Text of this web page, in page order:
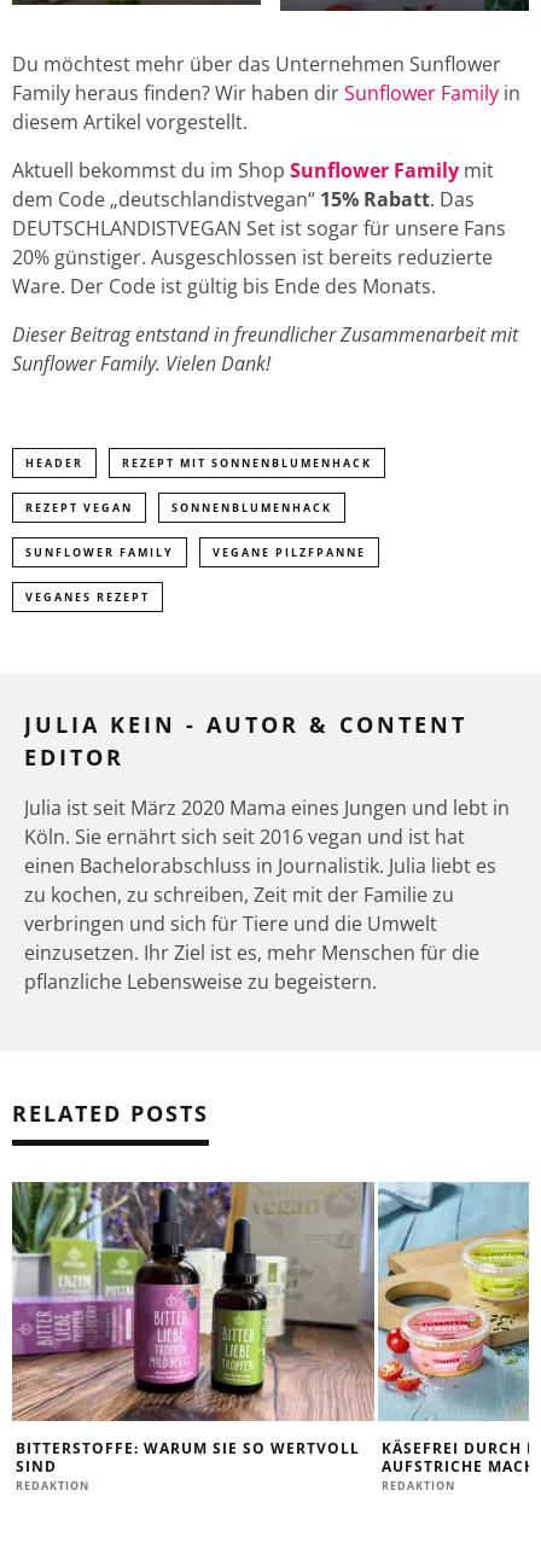
Du möchtest mehr über das Unternehmen Sunflower
Family heraus finden? Wir haben dirSunflower Family in
diesem Artikel vorgestellt.
Aktuell bekommst du im Shop Sunflower Family mit
dem Code „deutschlandistvegan“ 15% Rabatt. Das
DEUTSCHLANDISTVEGAN Set ist sogar für unsere Fans
20% günstiger. Ausgeschlossen ist bereits reduzierte
Ware. Der Code ist gültig bis Ende des Monats.
Dieser Beitrag entstand in freundlicher Zusammenarbeit mit
Sunflower Family. Vielen Dank!
HEADER REZEPT MIT SONNENBLUMENHACK
REZEPT VEGAN SONNENBLUMENHACK
SUNFLOWER FAMILY VEGANE PILZFPANNE
VEGANES REZEPT
JULIA KEIN - AUTOR & CONTENT
EDITOR
Julia ist seit März 2020 Mama eines Jungen und lebt in
Köln. Sie ernährt sich seit 2016 vegan und ist hat
einen Bachelorabschluss in Journalistik. Julia liebt es
zu kochen, zu schreiben, Zeit mit der Familie zu
verbringen und sich für Tiere und die Umwelt
einzusetzen. Ihr Ziel ist es, mehr Menschen für die
pflanzliche Lebensweise zu begeistern.
RELATED POSTS
BITTERSTOFFE: WARUM SIE SO WERTVOLL
SIND
REDAKTION
KÄSEFREI DURCH
AUFSTRICHE
REDAKTION